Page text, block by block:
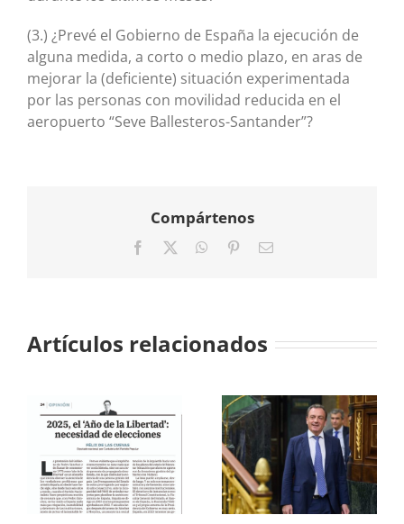
(3.) ¿Prevé el Gobierno de España la ejecución de
alguna medida, a corto o medio plazo, en aras de
mejorar la (deficiente) situación experimentada
por las personas con movilidad reducida en el
aeropuerto “Seve Ballesteros-Santander”?
Compártenos
Facebook WhatsApp
PinterestCorreo
Artículos relacionados